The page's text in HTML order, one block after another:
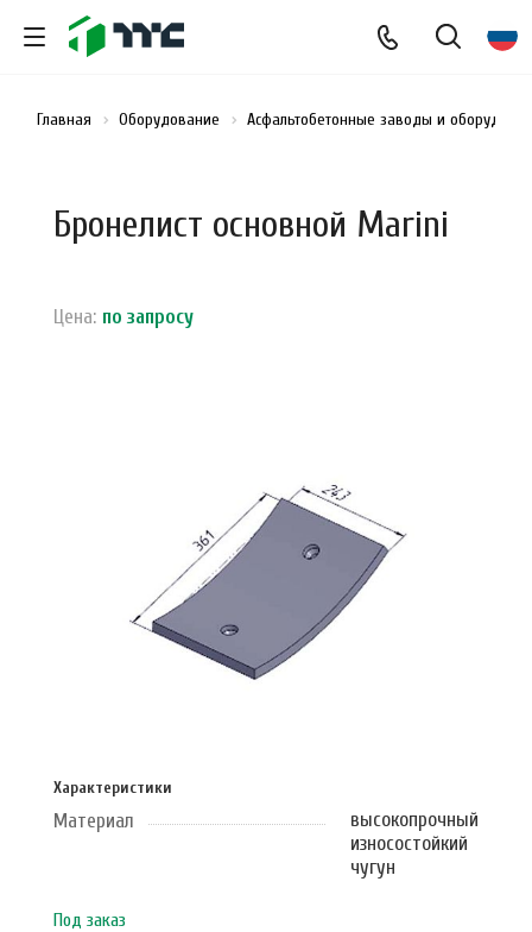
Главная Оборудование Асфальтобетонные заводы и
Бронелист основной Marini
Цена: по запросу
Характеристики
Материал
высокопрочный
износостойкий
чугун
Под заказ